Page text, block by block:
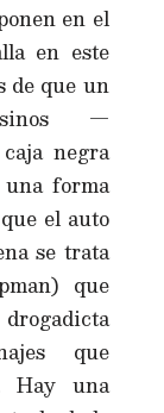
en el
en este
de que un
—
negra
forma
el auto
se trata
que
que
Hay una